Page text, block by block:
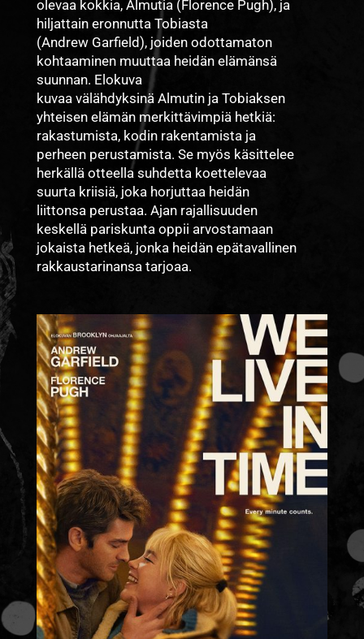
olevaa kokkia, Almutia (Florence Pugh), ja
hiljattain eronnutta Tobiasta
(Andrew Garfield), joiden odottamaton
kohtaaminen muuttaa heidän elämänsä
suunnan. Elokuva
kuvaa välähdyksinä Almutin ja Tobiaksen
yhteisen elämän merkittävimpiä hetkiä:
rakastumista, kodin rakentamista ja
perheen perustamista. Se myös käsittelee
herkällä otteella suhdetta koettelevaa
suurta kriisiä, joka horjuttaa heidän
liittonsa perustaa. Ajan rajallisuuden
keskellä pariskunta oppii arvostamaan
jokaista hetkeä, jonka heidän epätavallinen
rakkaustarinansa tarjoaa.